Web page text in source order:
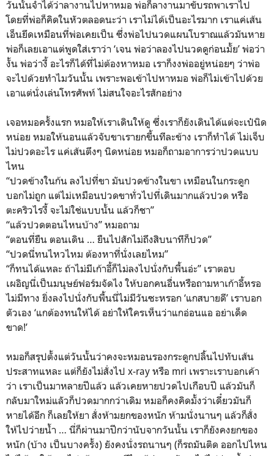
วันนั้นจำได้ว่าลางานไปหาหมอ พ่อก็ลางานมาขับรถพาเราไป
โดยที่พ่อก็คิดในหัวตลอดนะว่า เราไม่ได้เป็นอะไรมาก เราแค่เส้น
เอ็นยึดเหมือนที่พ่อเคยเป็น ซึ่งพ่อไปนวดแผนโบราณแล้วมันหาย
พ่อก็เลยเอาแต่พูดใส่เราว่า ‘เจน พ่อว่าลองไปนวดดูก่อนมั้ย’ พ่อว่า
งั้น พ่อว่างี้ อะไรก็ได้ที่ไม่ต้องหาหมอ เราก็งงพ่ออยู่หน่อยๆ ว่าพ่อ
จะไปด้วยทำไมวันนั้น เพราะพอเข้าไปหาหมอ พ่อก็ไม่เข้าไปด้วย
เอาแต่นั่งเล่นโทรศัพท์ ไม่สนใจอะไรสักอย่าง
เจอหมอครั้งแรก หมอให้เราเดินให้ดู ซึ่งเราก็ยังเดินได้แต่จะเป๋นิด
หน่อย หมอให้นอนแล้วจับขาเรายกขึ้นทีละข้าง เราก็ทำได้ ไม่เจ็บ
ไม่ปวดอะไร แค่เส้นตึงๆ นิดหน่อย หมอก็ถามอาการว่าปวดแบบ
ไหน
“ปวดข้างในก้น ลงไปที่ขา มันปวดข้างในขา เหมือนในกระดูก
บอกไม่ถูก แต่ไม่เหมือนปวดขาทั่วไปที่เดินมากแล้วปวด หรือ
ตะคริวไรงี้ จะไม่ใช่แบบนั้น แล้วก็ชา”
“แล้วปวดตอนไหนบ้าง” หมอถาม
“ตอนที่ยืน ตอนเดิน … ยืนไปสักไม่ถึงสิบนาทีก็ปวด”
“ปวดนี่ทนไหวไหม ต้องหาที่นั่งเลยไหม”
“ก็ทนได้แหละ ถ้าไม่มีเก้าอี้ก็ไม่ลงไปนั่งกับพื้นอ่ะ” เราตอบ
เผอิญนี่เป็นมนุษย์ฟอร์มจัดไง ให้บอกคนอื่นหรือถามหาเก้าอี้หรอ
ไม่มีทาง ยิ่งลงไปนั่งกับพื้นนี่ไม่มีวันซะหรอก ‘แกสบายดี’ เราบอก
ตัวเอง ‘แกต้องทนให้ได้ อย่าให้ใครเห็นว่าแกอ่อนแอ อย่าเด็ด
ขาด!’
หมอก็สรุปตั้งแต่วันนั้นว่าคงจะหมอนรองกระดูกปลิ้นไปทับเส้น
ประสาทแหละ แต่ก็ยังไม่สั่งไป x-ray หรือ mri เพราะเราบอกเค้า
ว่า เราเป็นมาหลายปีแล้ว แล้วเคยหายปวดไปเกือบปี แล้วมันก็
กลับมาใหม่แลัวก็ปวดมากกว่าเดิม หมอก็คงคิดมั้งว่าเดี๋ยวมันก็
หายได้อีก ก็เลยให้ยา สั่งห้ามยกของหนัก ห้ามนั่งนานๆ แล้วก็สั่ง
ให้ไปว่ายน้ำ … นี่ก็ผ่านมาปีกว่านับจากวันนั้น เราก็ยังคงยกของ
หนัก (บ้าง เป็นบางครั้ง) ยังคงนั่งรถนานๆ (ก็รถมันติด ออกไปไหน